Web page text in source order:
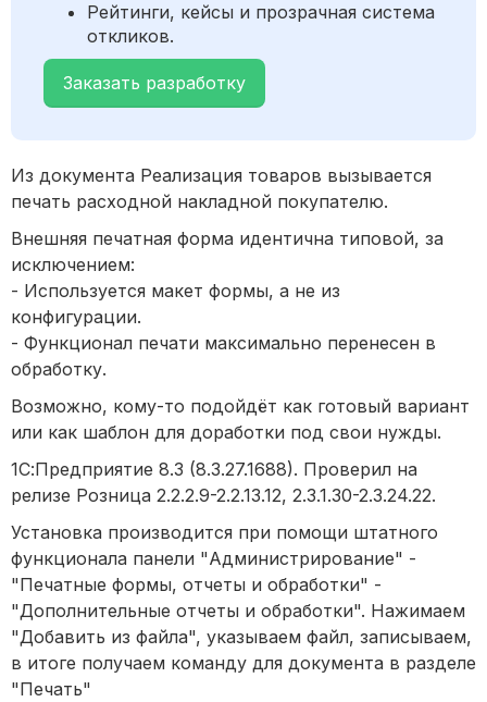
Рейтинги, кейсы и прозрачная система
откликов.
Заказать разработку
Из документа Реализация товаров вызывается
печать расходной накладной покупателю.
Внешняя печатная форма идентична типовой, за
исключением:
- Используется макет формы, а не из
конфигурации.
- Функционал печати максимально перенесен в
обработку.
Возможно, кому-то подойдёт как готовый вариант
или как шаблон для доработки под свои нужды.
1С:Предприятие 8.3 (8.3.27.1688). Проверил на
релизе Розница 2.2.2.9-2.2.13.12, 2.3.1.30-2.3.24.22.
Установка производится при помощи штатного
функционала панели "Администрирование" -
"Печатные формы, отчеты и обработки" -
"Дополнительные отчеты и обработки". Нажимаем
"Добавить из файла", указываем файл, записываем,
в итоге получаем команду для документа в разделе
"Печать"